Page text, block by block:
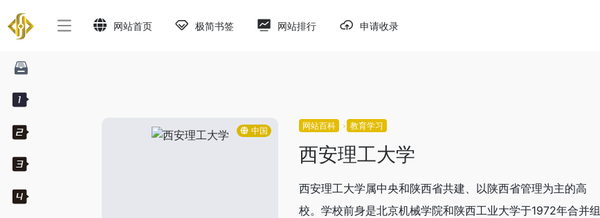
网站首页 极简书签 网站排行 申请收录
中国 网站百科 教育学习
西安理工大学
西安理工大学属中央和陕西省共建、以陕西省管理为主的高
校。学校前身是北京机械学院和陕西工业大学于1972年合并组